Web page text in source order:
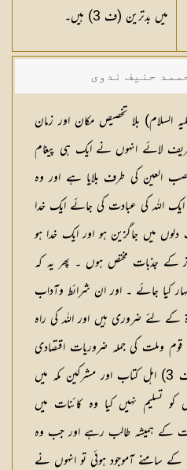
میں بدترین (ف 3) ہیں۔
حنیف ندوی
السلام) بلا تخصیص مکان اور زمان
لائے انہوں نے ایک ہی پیغام
العین کی طرف بلایا ہے اور وہ
اللہ کی عبادت کی جائے ایک خدا
میں جاگزین ہو اور ایک خدا ہو
جذبات مختص ہوں ۔ پھر یہ کہ
کیا جائے ۔ اور ان شرائط وآداب
کے لئے ضروری ہیں اور اللہ کی راہ
قوم وملت کی جملہ ضروریات اقتصادی
) اہل کتاب اور مشرکین مکہ میں
تسلیم نہیں کیا وہ کائنات میں
کے ہمیشہ طالب رہے اور جب وہ
سامنے آموجود ہوئی تو انہوں نے